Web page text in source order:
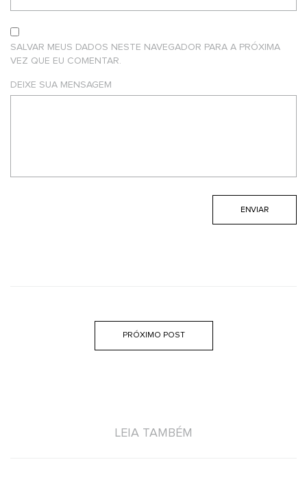
SALVAR MEUS DADOS NESTE NAVEGADOR PARA A PRÓXIMA
VEZ QUE EU COMENTAR.
DEIXE SUA MENSAGEM
PRÓXIMO POST
LEIA TAMBÉM